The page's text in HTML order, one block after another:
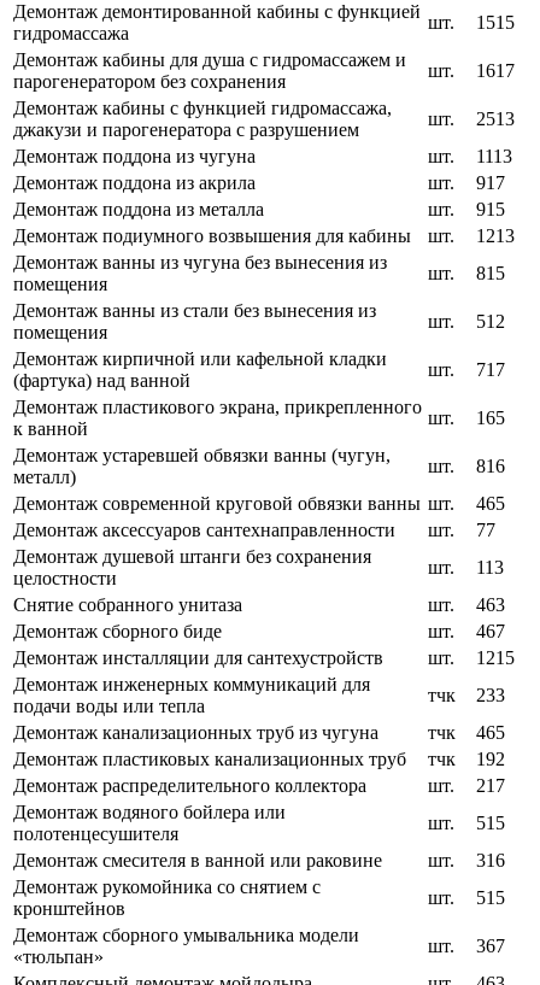
Демонтаж демонтированной кабины с функцией
гидромассажа
шт.
1515
Демонтаж кабины для душа с гидромассажем и
парогенератором без сохранения
шт.
1617
Демонтаж кабины с функцией гидромассажа,
джакузи и парогенератора с разрушением
шт.
2513
Демонтаж поддона из чугуна
шт.
1113
Демонтаж поддона из акрила
шт.
917
Демонтаж поддона из металла
шт.
915
Демонтаж подиумного возвышения для кабины
шт.
1213
Демонтаж ванны из чугуна без вынесения из
помещения
шт.
815
Демонтаж ванны из стали без вынесения из
помещения
шт.
512
Демонтаж кирпичной или кафельной кладки
(фартука) над ванной
шт.
717
Демонтаж пластикового экрана, прикрепленного
к ванной
шт.
165
Демонтаж устаревшей обвязки ванны (чугун,
металл)
шт.
816
Демонтаж современной круговой обвязки ванны шт.
465
Демонтаж аксессуаров сантехнаправленности
шт.
77
Демонтаж душевой штанги без сохранения
целостности
шт.
113
Снятие собранного унитаза
шт.
463
Демонтаж сборного биде
шт.
467
Демонтаж инсталляции для сантехустройств
шт.
1215
Демонтаж инженерных коммуникаций для
подачи воды или тепла
тчк
233
Демонтаж канализационных труб из чугуна
тчк
465
Демонтаж пластиковых канализационных труб
тчк
192
Демонтаж распределительного коллектора
шт.
217
Демонтаж водяного бойлера или
полотенцесушителя
шт.
515
Демонтаж смесителя в ванной или раковине
шт.
316
Демонтаж рукомойника со снятием с
кронштейнов
шт.
515
Демонтаж сборного умывальника модели
«тюльпан»
шт.
367